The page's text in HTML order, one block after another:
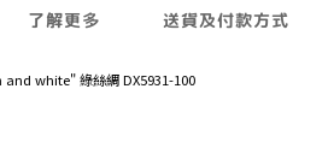
了解更多 送貨及付款方式
white" 綠絲綢 DX5931-100